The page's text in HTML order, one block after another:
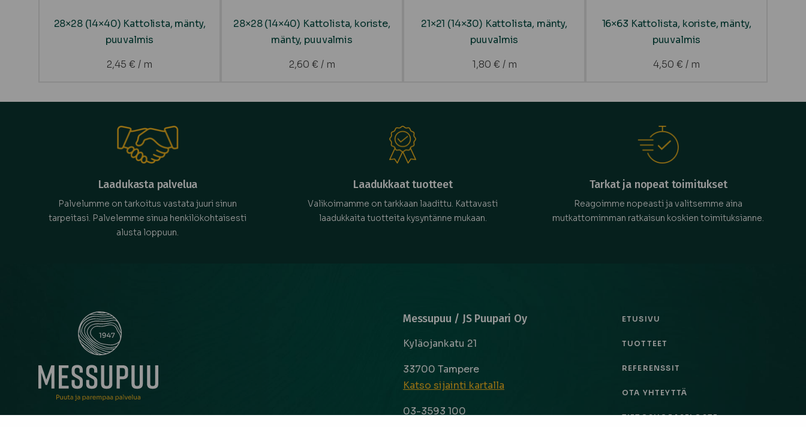
28×28 (14×40) Kattolista, mänty,
puuvalmis
2,45 € / m
28×28 (14×40) Kattolista, koriste,
mänty, puuvalmis
2,60 € / m
21×21 (14×30) Kattolista, mänty,
puuvalmis
1,80 € / m
16×63 Kattolista, koriste, mänty,
puuvalmis
4,50 € / m
Laadukasta palvelua
Palvelumme on tarkoitus vastata juuri sinun
tarpeitasi. Palvelemme sinua henkilökohtaisesti
alusta loppuun.
Laadukkaat tuotteet
Valikoimamme on tarkkaan laadittu. Kattavasti
laadukkaita tuotteita kysyntänne mukaan.
Tarkat ja nopeat toimitukset
Reagoimme nopeasti ja valitsemme aina
mutkattomimman ratkaisun koskien toimituksianne.
Messupuu / JS Puupari Oy
Kyläojankatu 21
33700 Tampere
Katso sijainti kartalla
03-3593 100
ETUSIVU
TUOTTEET
REFERENSSIT
OTA YHTEYTTÄ
TIETOSUOJASELOSTE